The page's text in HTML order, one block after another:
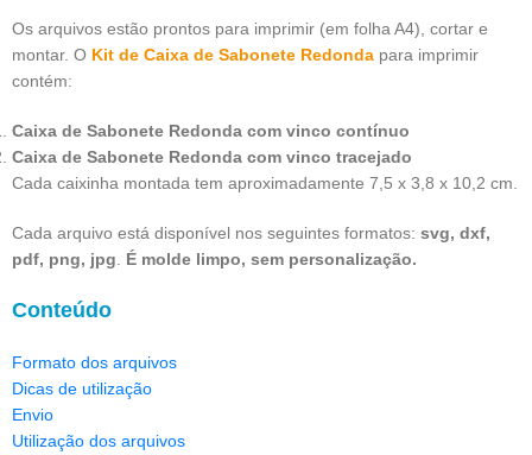
Os arquivos estão prontos para imprimir (em folha A4), cortar e
montar. O Kit de Caixa de Sabonete Redonda para imprimir
contém:
Caixa de Sabonete Redonda com vinco contínuo
Caixa de Sabonete Redonda com vinco tracejado
Cada caixinha montada tem aproximadamente 7,5 x 3,8 x 10,2 cm.
Cada arquivo está disponível nos seguintes formatos: svg, dxf,
pdf, png, jpg
É molde limpo, sem personalização.
Conteúdo
Formato dos arquivos
Dicas de utilização
Envio
Utilização dos arquivos